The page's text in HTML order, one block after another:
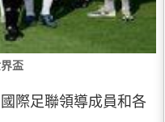
盃
際足聯領導成員和各